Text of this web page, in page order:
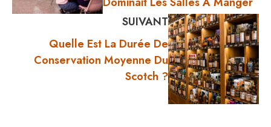
SUIVANT
Quelle Est La Durée De
Conservation Moyenne Du
Scotch ?